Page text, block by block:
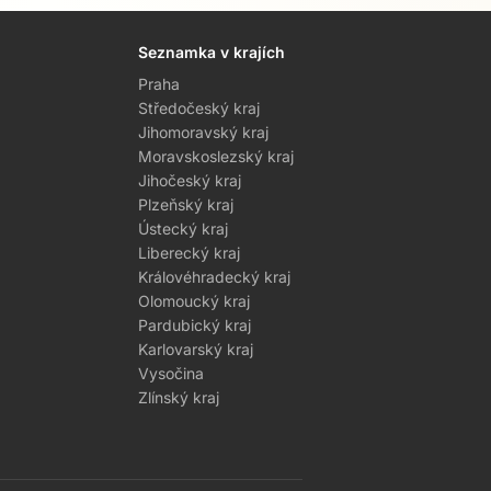
Seznamka v krajích
Praha
Středočeský kraj
Jihomoravský kraj
Moravskoslezský kraj
Jihočeský kraj
Plzeňský kraj
Ústecký kraj
Liberecký kraj
Královéhradecký kraj
Olomoucký kraj
Pardubický kraj
Karlovarský kraj
Vysočina
Zlínský kraj